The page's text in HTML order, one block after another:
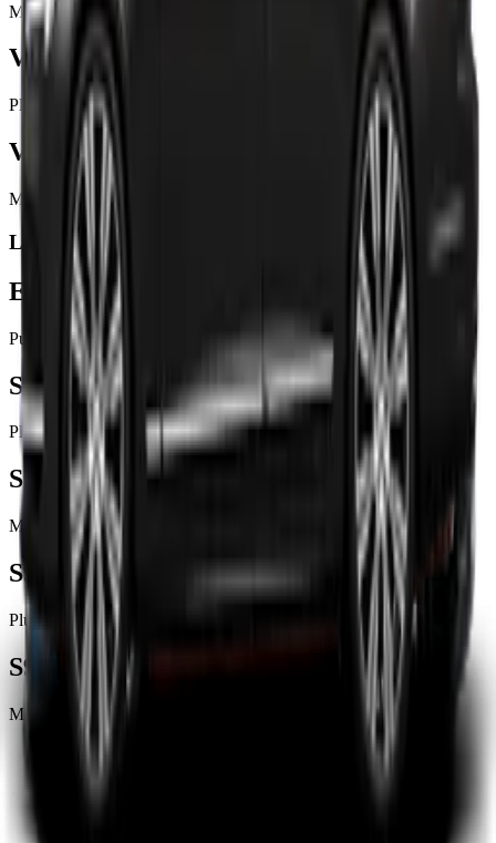
Mild Hybrid
V90
Plug-in Hybrid
V90
Mild Hybrid
LIMOUSINE
ES90
Pure Electric
S60
Plug-in Hybrid
S60
Mild Hybrid
S90
Plug-in Hybrid
S90
Mild Hybrid